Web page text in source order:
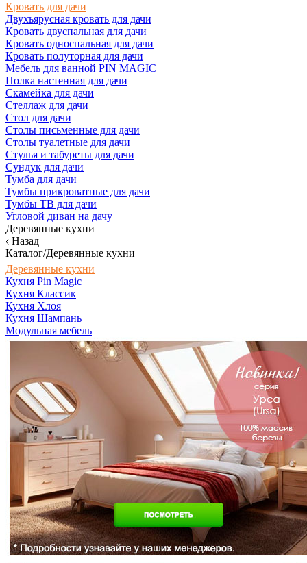
Кровать для дачи
Двухъярусная кровать для дачи
Кровать двуспальная для дачи
Кровать односпальная для дачи
Кровать полуторная для дачи
Мебель для ванной PIN MAGIC
Полка настенная для дачи
Скамейка для дачи
Стеллаж для дачи
Стол для дачи
Столы письменные для дачи
Столы туалетные для дачи
Стулья и табуреты для дачи
Сундук для дачи
Тумба для дачи
Тумбы прикроватные для дачи
Тумбы ТВ для дачи
Угловой диван на дачу
Деревянные кухни
Назад
Каталог/Деревянные кухни
Деревянные кухни
Кухня Pin Magic
Кухня Классик
Кухня Хлоя
Кухня Шампань
Модульная мебель